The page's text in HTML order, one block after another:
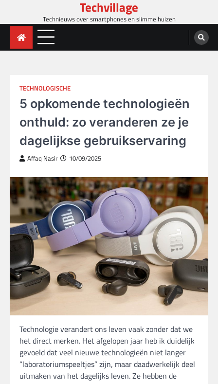
content
Techvillage
Technieuws over smartphones en slimme huizen
TECHNOLOGISCHE
5 opkomende technologieën
onthuld: zo veranderen ze je
dagelijkse gebruikservaring
Affaq Nasir 10/09/2025
Technologie verandert ons leven vaak zonder dat we
het direct merken. Het afgelopen jaar heb ik duidelijk
gevoeld dat veel nieuwe technologieën niet langer
“laboratoriumspeeltjes” zijn, maar daadwerkelijk deel
uitmaken van het dagelijks leven. Ze hebben de